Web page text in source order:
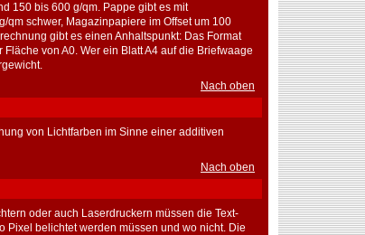
150 bis 600 g/qm. Pappe gibt es mit
schwer, Magazinpapiere im Offset um 100
gibt es einen Anhaltspunkt: Das Format
von A0. Wer ein Blatt A4 auf die Briefwaage
Nach oben
von Lichtfarben im Sinne einer additiven
Nach oben
oder auch Laserdruckern müssen die Text-
Pixel belichtet werden müssen und wo nicht. Die